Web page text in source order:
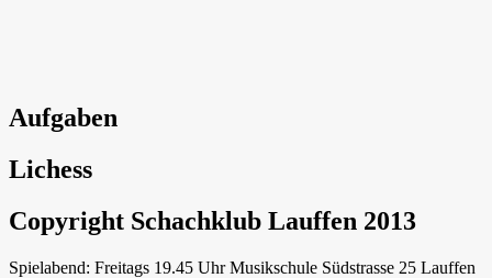
Aufgaben
Lichess
Copyright Schachklub Lauffen 2013
Spielabend: Freitags 19.45 Uhr Musikschule Südstrasse 25 Lauffen